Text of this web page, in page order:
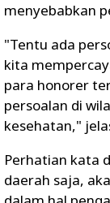
menyebabkan
"Tentu ada
kita
para honorer
persoalan di
kesehatan,"
Perhatian kata
daerah saja,